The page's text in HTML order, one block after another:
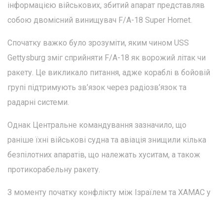
інформацією військових, збитий апарат представляв
собою двомісний винищувач F/A-18 Super Hornet.
Спочатку важко було зрозуміти, яким чином USS
Gettysburg зміг сприйняти F/A-18 як ворожий літак чи
ракету. Це викликало питання, адже кораблі в бойовій
групі підтримують зв’язок через радіозв’язок та
радарні системи.
Однак Центральне командування зазначило, що
раніше їхні військові судна та авіація знищили кілька
безпілотних апаратів, що належать хуситам, а також
протикорабельну ракету.
З моменту початку конфлікту між Ізраїлем та ХАМАС у